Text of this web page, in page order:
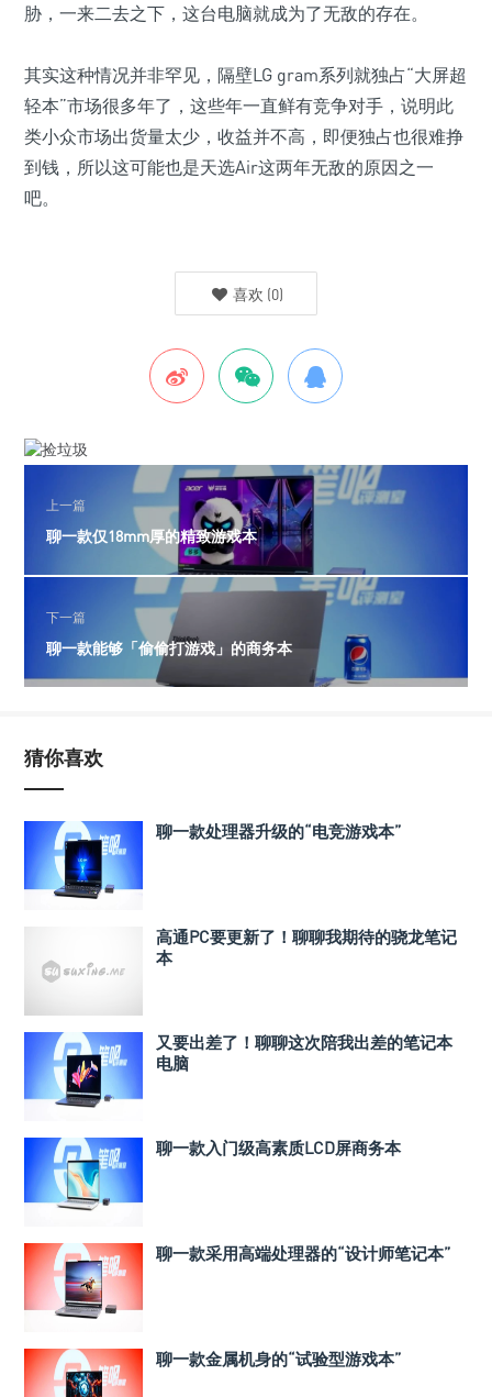
胁，一来二去之下，这台电脑就成为了无敌的存在。
其实这种情况并非罕见，隔壁LG gram系列就独占“大屏超
轻本”市场很多年了，这些年一直鲜有竞争对手，说明此
类小众市场出货量太少，收益并不高，即便独占也很难挣
到钱，所以这可能也是天选Air这两年无敌的原因之一
吧。
喜欢 (0)
上一篇
聊一款仅18mm厚的精致游戏本
下一篇
聊一款能够「偷偷打游戏」的商务本
猜你喜欢
聊一款处理器升级的“电竞游戏本”
高通PC要更新了！聊聊我期待的骁龙笔记
本
又要出差了！聊聊这次陪我出差的笔记本
电脑
聊一款入门级高素质LCD屏商务本
聊一款采用高端处理器的“设计师笔记本”
聊一款金属机身的“试验型游戏本”